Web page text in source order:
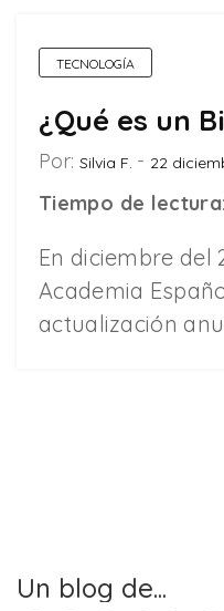
TECNOLOGÍA
¿Qué es un
Por: Silvia F. 22
Tiempo de
En diciembre del
Academia
actualización
Un blog de...